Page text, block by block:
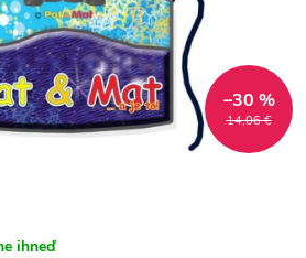
14,06 €
–30 %
ihneď